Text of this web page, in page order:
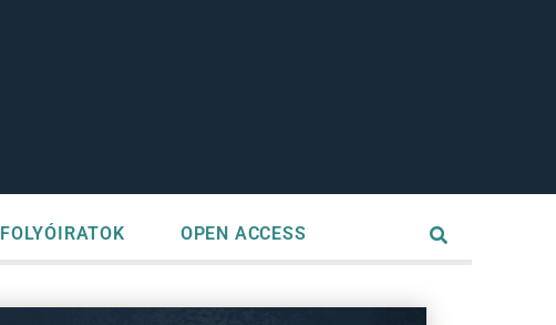
FOLYÓIRATOK OPEN ACCESS